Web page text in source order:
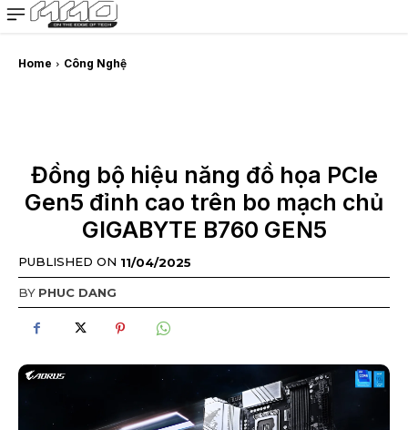
MMOSITE - Thông tin công nghệ
Bài viết nổi bật
Home Công Nghệ
Đồng bộ hiệu năng đồ họa PCIe
Gen5 đỉnh cao trên bo mạch chủ
GIGABYTE B760 GEN5
PUBLISHED ON 11/04/2025
BY PHUC DANG